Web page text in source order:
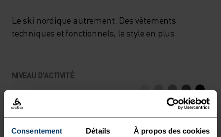
Consentement Détails À propos des cookies
Le ski nordique autrement. Des vêtements
techniques et fonctionnels, le style en plus.
NIVEAU D'ACTIVITÉ
BAS ÉLEVÉ